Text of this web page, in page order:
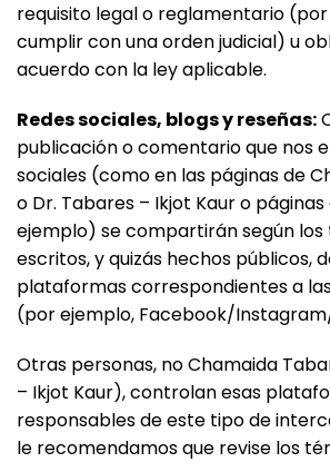
requisito legal o reglamentario
cumplir con una orden judicial) u
acuerdo con la ley aplicable.
Redes sociales, blogs y reseñas:
publicación o comentario que nos
sociales (como en las páginas de
o Dr. Tabares – Ikjot Kaur o
ejemplo) se compartirán según
escritos, y quizás hechos públicos,
plataformas correspondientes a
(por ejemplo, Facebook/
Otras personas, no Chamaida
– Ikjot Kaur), controlan esas
responsables de este tipo de
le recomendamos que revise los